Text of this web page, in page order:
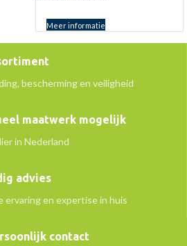
Meer informatie
bescherming en veiligheid
maatwerk mogelijk
in Nederland
advies
ervaring en expertise in huis
contact